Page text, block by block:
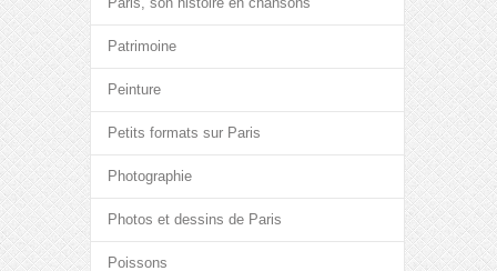
Patrimoine
Peinture
Petits formats sur Paris
Photographie
Photos et dessins de Paris
Poissons